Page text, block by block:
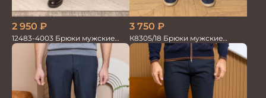
2 950 ₽
12483-4003 Брюки мужские
серо-голубые
3 750 ₽
К8305/18 Брюки мужские
т.синие